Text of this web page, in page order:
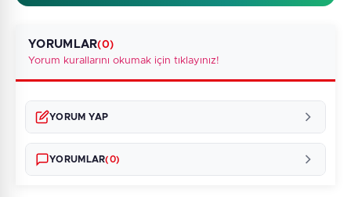
YORUMLAR(0)
Yorum kurallarını okumak için tıklayınız!
YORUM YAP
YORUMLAR(0)